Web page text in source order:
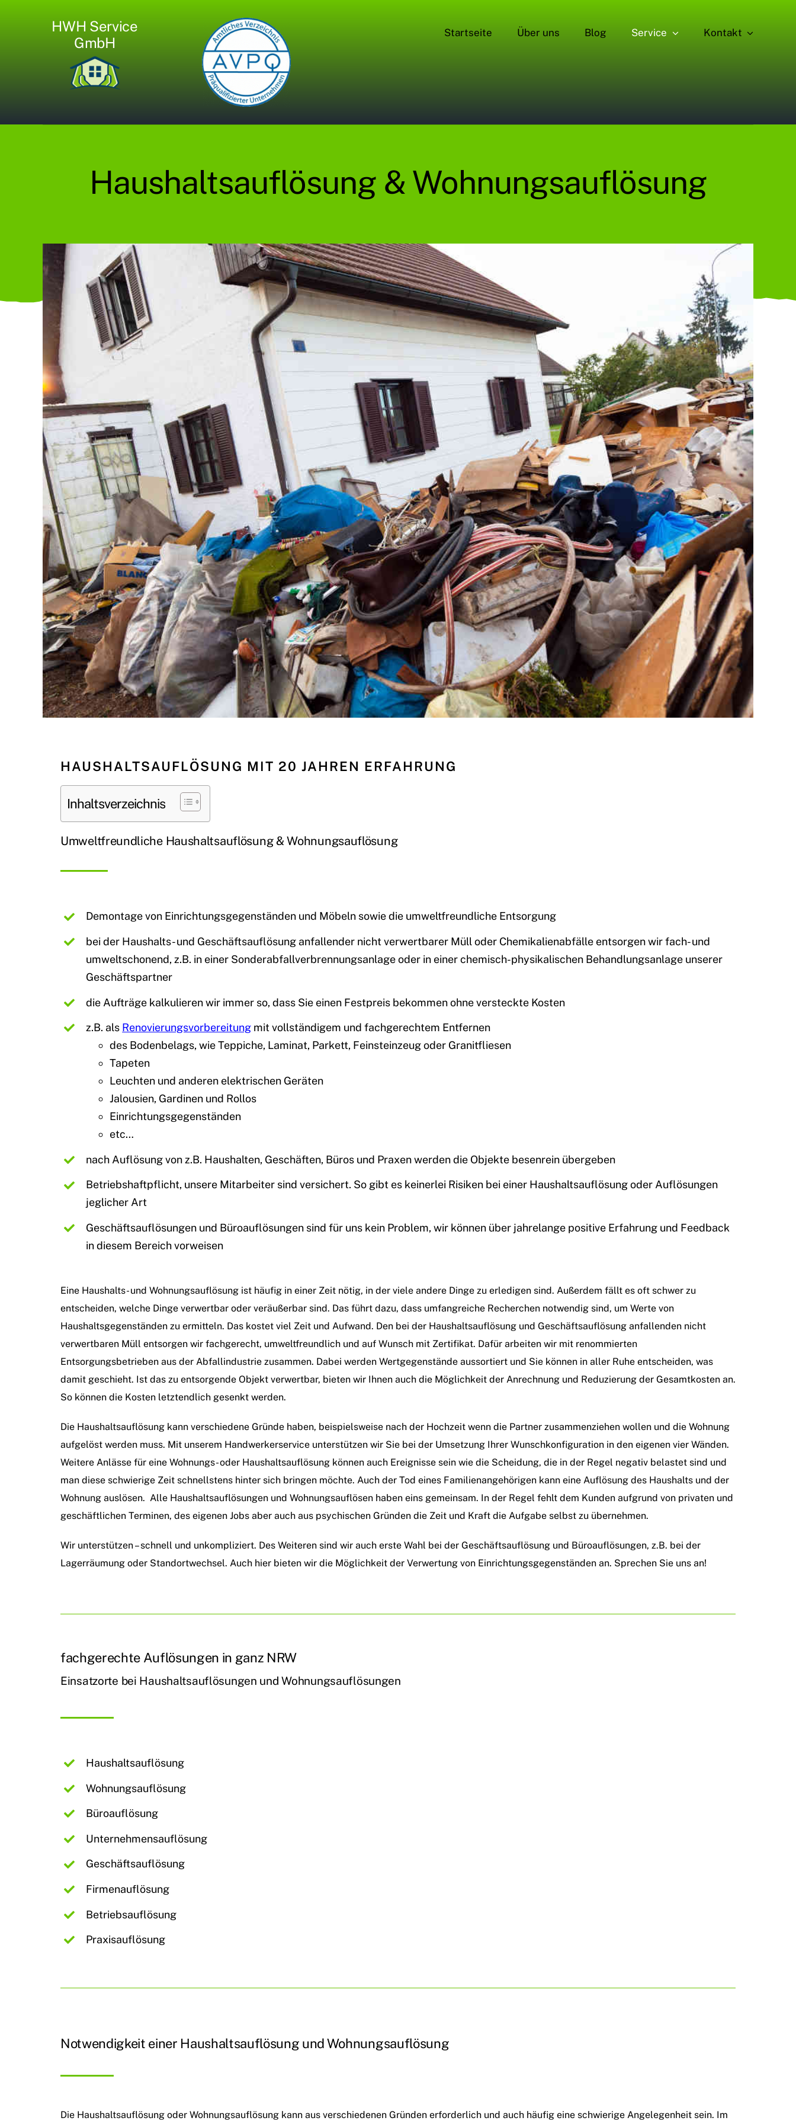
HWH Service
GmbH
Startseite Über uns Blog Service Kontakt
Haushaltsauflösung & Wohnungsauflösung
HAUSHALTSAUFLÖSUNG MIT 20 JAHREN ERFAHRUNG
Inhaltsverzeichnis
Umweltfreundliche Haushaltsauflösung & Wohnungsauflösung
Demontage von Einrichtungsgegenständen und Möbeln sowie die umweltfreundliche Entsorgung
bei der Haushalts- und Geschäftsauflösung anfallender nicht verwertbarer Müll oder Chemikalienabfälle entsorgen wir fach- und
umweltschonend, z.B. in einer Sonderabfallverbrennungsanlage oder in einer chemisch-physikalischen Behandlungsanlage unserer
Geschäftspartner
die Aufträge kalkulieren wir immer so, dass Sie einen Festpreis bekommen ohne versteckte Kosten
z.B. als Renovierungsvorbereitung mit vollständigem und fachgerechtem Entfernen
des Bodenbelags, wie Teppiche, Laminat, Parkett, Feinsteinzeug oder Granitfliesen
Tapeten
Leuchten und anderen elektrischen Geräten
Jalousien, Gardinen und Rollos
Einrichtungsgegenständen
etc…
nach Auflösung von z.B. Haushalten, Geschäften, Büros und Praxen werden die Objekte besenrein übergeben
Betriebshaftpflicht, unsere Mitarbeiter sind versichert. So gibt es keinerlei Risiken bei einer Haushaltsauflösung oder Auflösungen
jeglicher Art
Geschäftsauflösungen und Büroauflösungen sind für uns kein Problem, wir können über jahrelange positive Erfahrung und Feedback
in diesem Bereich vorweisen
Eine Haushalts- und Wohnungsauflösung ist häufig in einer Zeit nötig, in der viele andere Dinge zu erledigen sind. Außerdem fällt es oft schwer zu
entscheiden, welche Dinge verwertbar oder veräußerbar sind. Das führt dazu, dass umfangreiche Recherchen notwendig sind, um Werte von
Haushaltsgegenständen zu ermitteln. Das kostet viel Zeit und Aufwand. Den bei der Haushaltsauflösung und Geschäftsauflösung anfallenden nicht
verwertbaren Müll entsorgen wir fachgerecht, umweltfreundlich und auf Wunsch mit Zertifikat. Dafür arbeiten wir mit renommierten
Entsorgungsbetrieben aus der Abfallindustrie zusammen. Dabei werden Wertgegenstände aussortiert und Sie können in aller Ruhe entscheiden, was
damit geschieht. Ist das zu entsorgende Objekt verwertbar, bieten wir Ihnen auch die Möglichkeit der Anrechnung und Reduzierung der Gesamtkosten an.
So können die Kosten letztendlich gesenkt werden.
Die Haushaltsauflösung kann verschiedene Gründe haben, beispielsweise nach der Hochzeit wenn die Partner zusammenziehen wollen und die Wohnung
aufgelöst werden muss. Mit unserem Handwerkerservice unterstützen wir Sie bei der Umsetzung Ihrer Wunschkonfiguration in den eigenen vier Wänden.
Weitere Anlässe für eine Wohnungs- oder Haushaltsauflösung können auch Ereignisse sein wie die Scheidung, die in der Regel negativ belastet sind und
man diese schwierige Zeit schnellstens hinter sich bringen möchte. Auch der Tod eines Familienangehörigen kann eine Auflösung des Haushalts und der
Wohnung auslösen. Alle Haushaltsauflösungen und Wohnungsauflösen haben eins gemeinsam. In der Regel fehlt dem Kunden aufgrund von privaten und
geschäftlichen Terminen, des eigenen Jobs aber auch aus psychischen Gründen die Zeit und Kraft die Aufgabe selbst zu übernehmen.
Wir unterstützen – schnell und unkompliziert. Des Weiteren sind wir auch erste Wahl bei der Geschäftsauflösung und Büroauflösungen, z.B. bei der
Lagerräumung oder Standortwechsel. Auch hier bieten wir die Möglichkeit der Verwertung von Einrichtungsgegenständen an. Sprechen Sie uns an!
fachgerechte Auflösungen in ganz NRW
Einsatzorte bei Haushaltsauflösungen und Wohnungsauflösungen
Haushaltsauflösung
Wohnungsauflösung
Büroauflösung
Unternehmensauflösung
Geschäftsauflösung
Firmenauflösung
Betriebsauflösung
Praxisauflösung
Notwendigkeit einer Haushaltsauflösung und Wohnungsauflösung
Die Haushaltsauflösung oder Wohnungsauflösung kann aus verschiedenen Gründen erforderlich und auch häufig eine schwierige Angelegenheit sein. Im